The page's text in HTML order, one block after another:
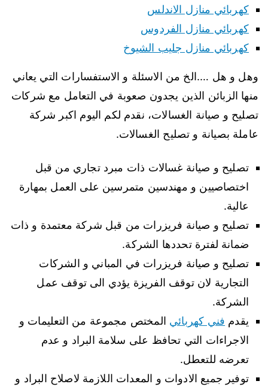
كهربائي منازل الاندلس
كهربائي منازل الفردوس
كهربائي منازل جليب الشيوخ
وهل و هل ….الخ من الاسئلة و الاستفسارات التي يعاني
منها الزبائن الذين يجدون صعوبة في التعامل مع شركات
تصليح و صيانة الغسالات، نقدم لكم اليوم اكبر شركة
عاملة بصيانة و تصليح الغسالات.
تصليح و صيانة غسالات ذات مبرد تجاري من قبل
اختصاصيين و مهندسين متمرسين على العمل بمهارة
عالية.
تصليح و صيانة فريزرات من قبل شركة معتمدة و ذات
ضمانة لفترة تحددها الشركة.
تصليح و صيانة فريزرات في المباني و الشركات
التجارية لان توقف الفريزة يؤدي الى توقف عمل
الشركة.
يقدم فني كهربائي المختص مجموعة من التعليمات و
الاجراءات التي تحافظ على سلامة البراد و عدم
تعرضه للتعطل.
توفير جميع الادوات و المعدات اللازمة لاصلاح البراد و